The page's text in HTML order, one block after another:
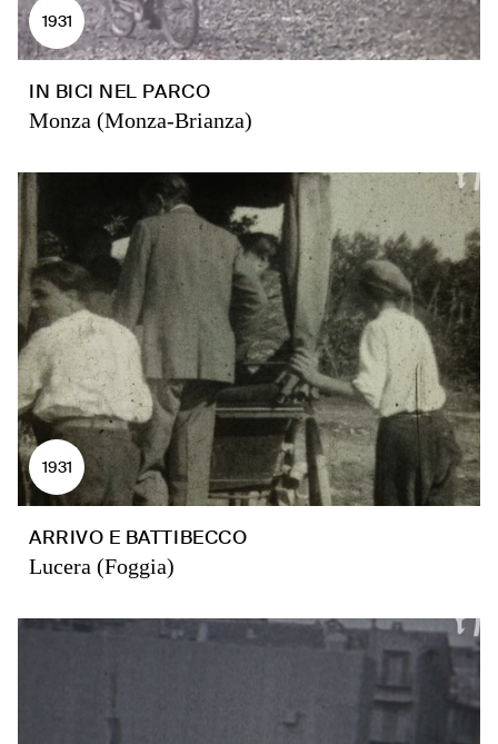
1931
IN BICI NEL PARCO
Monza (Monza-Brianza)
1931
ARRIVO E BATTIBECCO
Lucera (Foggia)